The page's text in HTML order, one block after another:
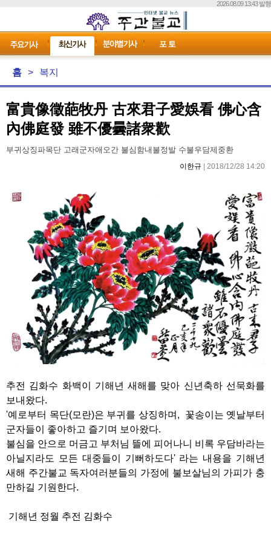
2026.08.09 13:43 발행
홈 > 복지
富貴像徵葩牧丹 古來君子愛娛看 佛心含
內佛庭發 雖不優曇諸衆歡
부귀상징파목단 고래군자애오간 불심함내불정발 수불우담제중환
이한규 | 2018/12/28 14:20
추전 김화수 화백이 기해년 새해를 맞아 신년축하 선묵화를
보내왔다.
'예로부터 목단(모란)은 부귀를 상징하며,
꽃송이는 옛날부터
군자들이 좋아하고 즐기며 보아왔다.
불심을 안으로 머금고 부처님 뜰에 피어나니 비록 우담바라는
아닐지라도 모든 대중들이 기뻐하도다' 라는 내용을 기해년
새해 주간불교 독자여러분들의 가정에 불보살님의 가피가 충
만하길 기원한다.
기해년 정월 추전 김화수